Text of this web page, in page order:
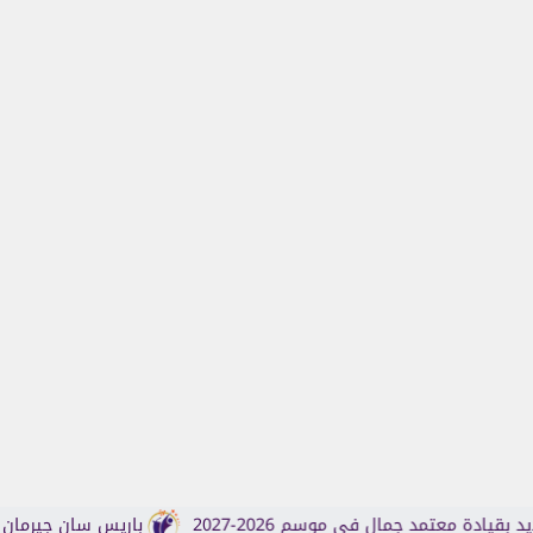
باريس سان جيرمان ومانشستر جمال في موسم 2026-2027